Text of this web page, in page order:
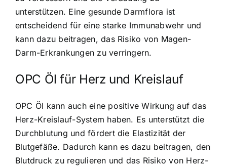
unterstützen. Eine gesunde Darmflora ist
entscheidend für eine starke Immunabwehr und
kann dazu beitragen, das Risiko von Magen-
Darm-Erkrankungen zu verringern.
OPC Öl für Herz und Kreislauf
OPC Öl kann auch eine positive Wirkung auf das
Herz-Kreislauf-System haben. Es unterstützt die
Durchblutung und fördert die Elastizität der
Blutgefäße. Dadurch kann es dazu beitragen, den
Blutdruck zu regulieren und das Risiko von Herz-